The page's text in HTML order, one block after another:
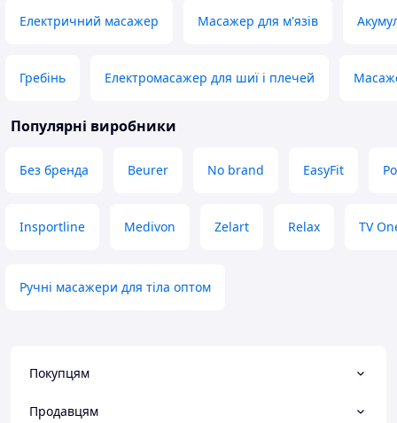
Електричний масажер Масажер для м'язів
Гребінь Електромасажер для шиї і плечей
Популярні виробники
Без бренда Beurer No brand EasyFit
Insportline Medivon Zelart Relax TV
Ручні масажери для тіла оптом
Покупцям
Продавцям